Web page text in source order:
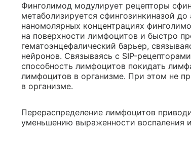
Финголимод модулирует рецепторы
метаболизируется сфингозинкиназой
наномолярных концентрациях
на поверхности лимфоцитов и быстро
гематоэнцефалический барьер,
нейронов. Связываясь с SIP-
способность лимфоцитов покидать
лимфоцитов в организме. При этом не
в организме.
Перераспределение лимфоцитов
уменьшению выраженности воспаления